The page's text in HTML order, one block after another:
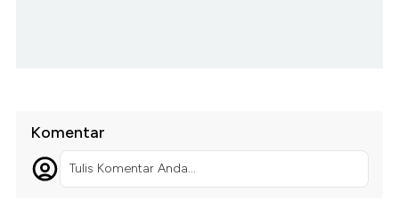
Komentar
Tulis Komentar Anda...